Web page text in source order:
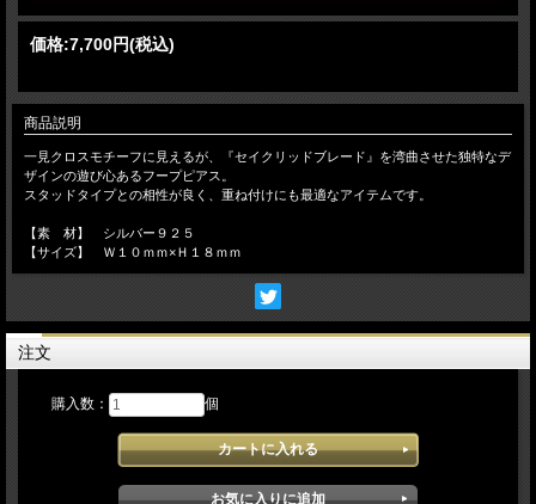
価格:7,700円(税込)
商品説明
一見クロスモチーフに見えるが、『セイクリッドブレード』を湾曲させた独特なデ
ザインの遊び心あるフープピアス。
スタッドタイプとの相性が良く、重ね付けにも最適なアイテムです。
【素 材】 シルバー９２５
【サイズ】 Ｗ１０ｍｍ×Ｈ１８ｍｍ
注文
購入数： 個